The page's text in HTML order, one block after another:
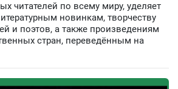
читателей по всему миру, уделяет
новинкам, творчеству
и поэтов, а также произведениям
стран, переведённым на